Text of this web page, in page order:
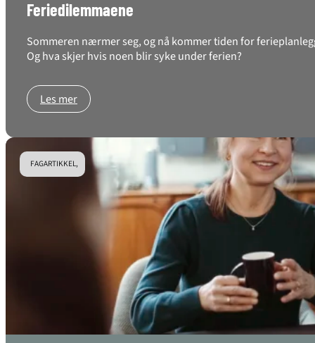
Feriedilemmaene
Sommeren nærmer seg, og nå kommer tiden for
Og hva skjer hvis noen blir syke under ferien?
Les mer
FAGARTIKKEL,